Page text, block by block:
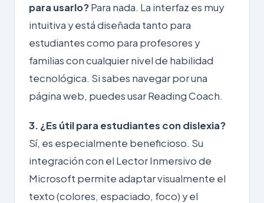
para usarlo?Para nada. La interfaz es muy
intuitiva y está diseñada tanto para
estudiantes como para profesores y
familias con cualquier nivel de habilidad
tecnológica. Si sabes navegar por una
página web, puedes usar Reading Coach.
3. ¿Es útil para estudiantes con dislexia?
Sí, es especialmente beneficioso. Su
integración con el Lector Inmersivo de
Microsoft permite adaptar visualmente el
texto (colores, espaciado, foco) y el